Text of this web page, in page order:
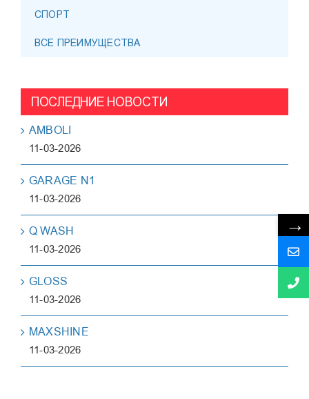
СПОРТ
ВСЕ ПРЕИМУЩЕСТВА
ПОСЛЕДНИЕ НОВОСТИ
AMBOLI
11-03-2026
GARAGE N1
11-03-2026
Q WASH
11-03-2026
GLOSS
11-03-2026
MAXSHINE
11-03-2026
→